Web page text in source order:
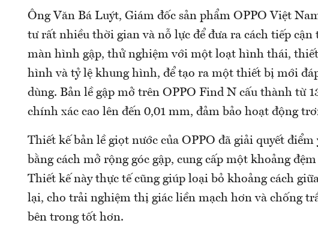
Ông Văn Bá Luýt, Giám đốc sản phẩm OPPO Việt
tư rất nhiều thời gian và nỗ lực để đưa ra cách tiếp
màn hình gập, thử nghiệm với một loạt hình thái,
hình và tỷ lệ khung hình, để tạo ra một thiết bị mới
dùng. Bản lề gập mở trên OPPO Find N cấu thành từ
chính xác cao lên đến 0,01 mm, đảm bảo hoạt động
Thiết kế bản lề giọt nước của OPPO đã giải quyết điểm
bằng cách mở rộng góc gập, cung cấp một khoảng
Thiết kế này thực tế cũng giúp loại bỏ khoảng cách
lại, cho trải nghiệm thị giác liền mạch hơn và chống
bên trong tốt hơn.